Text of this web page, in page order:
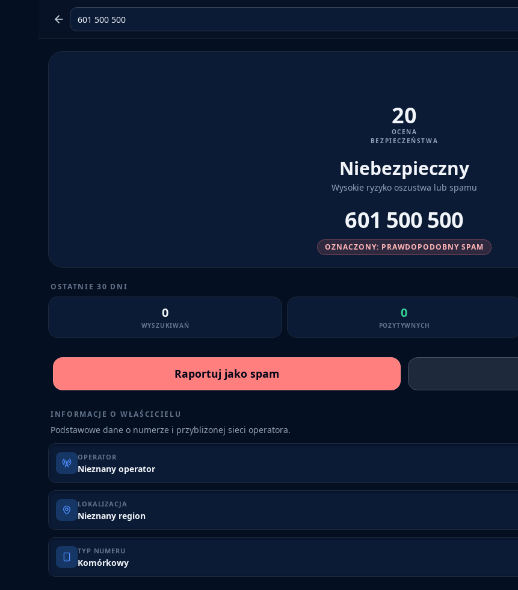
20
OCENA
BEZPIECZEŃSTWA
Niebezpieczny
Wysokie ryzyko oszustwa lub spamu
601 500 500
OZNACZONY: PRAWDOPODOBNY SPAM
OSTATNIE 30 DNI
0
WYSZUKIWAŃ
0
POZYTYWNYCH
Raportuj jako spam
INFORMACJE O WŁAŚCICIELU
Podstawowe dane o numerze i przybliżonej sieci operatora.
OPERATOR
Nieznany operator
LOKALIZACJA
Nieznany region
TYP NUMERU
Komórkowy